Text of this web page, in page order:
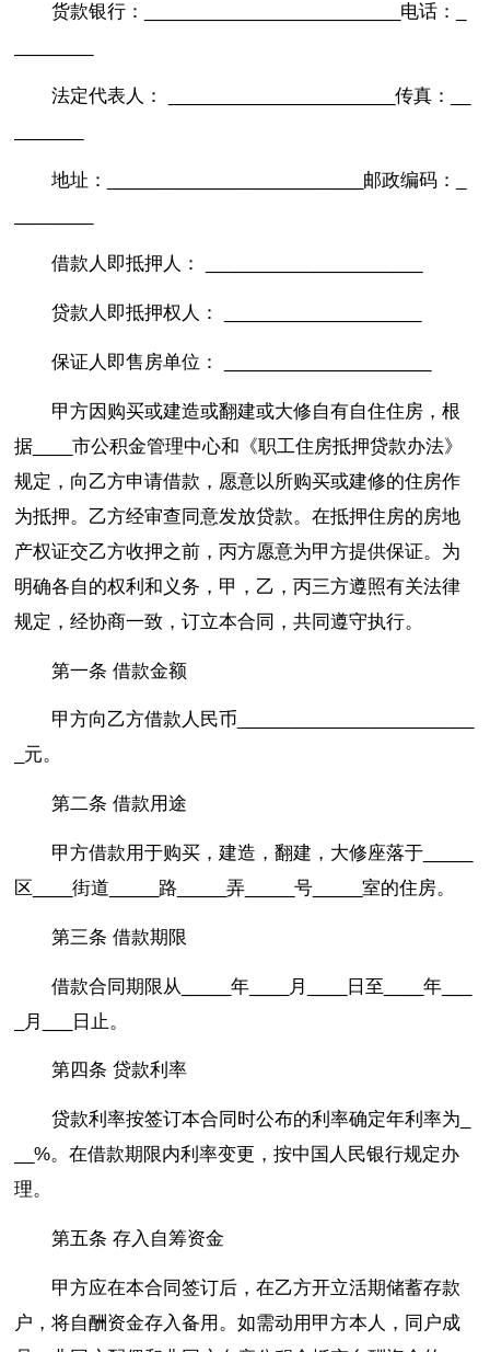
货款银行：__________________________电话：_
法定代表人： _______________________传真：__
地址：__________________________邮政编码：_
借款人即抵押人： ______________________
贷款人即抵押权人： ____________________
保证人即售房单位： _____________________
甲方因购买或建造或翻建或大修自有自住住房，根
据____市公积金管理中心和《职工住房抵押贷款办法》
规定，向乙方申请借款，愿意以所购买或建修的住房作
为抵押。乙方经审查同意发放贷款。在抵押住房的房地
产权证交乙方收押之前，丙方愿意为甲方提供保证。为
明确各自的权利和义务，甲，乙，丙三方遵照有关法律
规定，经协商一致，订立本合同，共同遵守执行。
第一条 借款金额
甲方向乙方借款人民币________________________
_元。
第二条 借款用途
甲方借款用于购买，建造，翻建，大修座落于_____
区____街道_____路_____弄_____号_____室的住房。
第三条 借款期限
借款合同期限从_____年____月____日至____年___
_月___日止。
第四条 贷款利率
贷款利率按签订本合同时公布的利率确定年利率为_
__%。在借款期限内利率变更，按中国人民银行规定办
理。
第五条 存入自筹资金
甲方应在本合同签订后，在乙方开立活期储蓄存款
户，将自酬资金存入备用。如需动用甲方本人，同户成